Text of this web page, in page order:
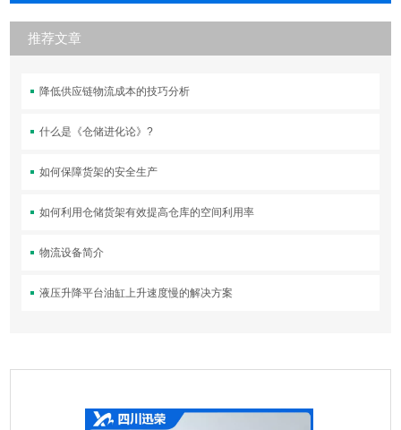
推荐文章
降低供应链物流成本的技巧分析
什么是《仓储进化论》?
如何保障货架的安全生产
如何利用仓储货架有效提高仓库的空间利用率
物流设备简介
液压升降平台油缸上升速度慢的解决方案